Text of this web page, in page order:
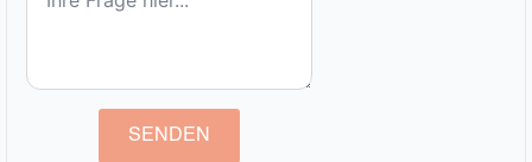
SENDEN